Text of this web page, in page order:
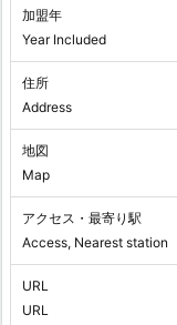
加盟年
Year Included
住所
Address
地図
Map
アクセス・最寄り駅
Access, Nearest station
URL
URL